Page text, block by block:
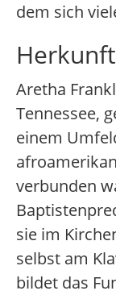
dem sich
Aretha
Tennessee,
einem
verbunden
sie im
selbst am
bildet das